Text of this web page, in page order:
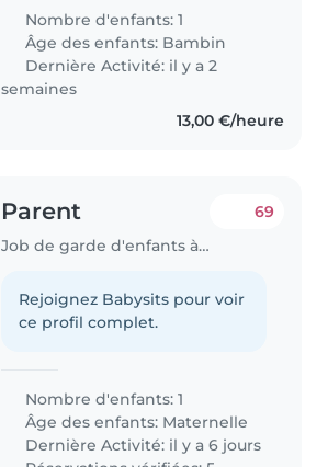
Nombre d'enfants: 1
Âge des enfants: Bambin
Dernière Activité: il y a 2
semaines
13,00 €/heure
Parent
Job de garde d'enfants à Clermont-Ferrand
69
Rejoignez Babysits pour voir
ce profil complet.
Nombre d'enfants: 1
Âge des enfants: Maternelle
Dernière Activité: il y a 6 jours